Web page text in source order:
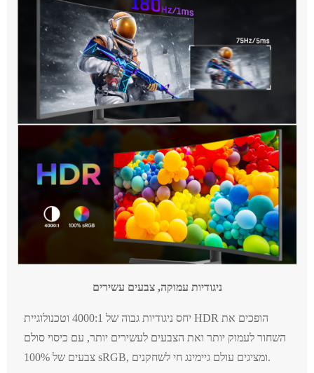
ניגודיות עמוקה, צבעים עשירים
יחס ניגודיות גבוה של 4000:1 וטכנולוגיית HDR הופכים את
השחור לעמוק יותר ואת הצבעים לעשירים יותר, עם כיסוי סולם
צבעים של 100% sRGB, ומציגים עולם גיימינג חי לשחקנים.